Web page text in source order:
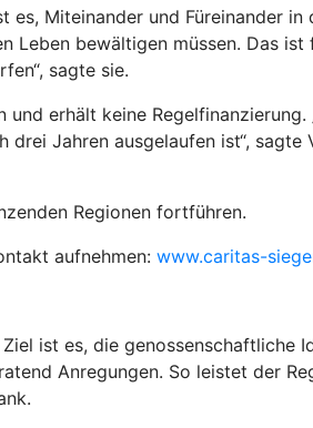
Miteinander und Füreinander in
Leben bewältigen müssen. Das ist
sagte sie.
erhält keine
Jahren ausgelaufen ist“,
Regionen fortführen.
aufnehmen: www.caritas-
ist es, die genossenschaftliche
Anregungen. So leistet der